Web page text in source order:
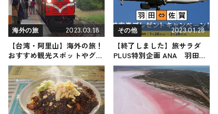
海外の旅 2023.03.18
【台湾・阿里山】海外の旅！
おすすめ観光スポットやグル
メをリポート
その他 2023.01.28
【終了しました】旅サラダ
PLUS特別企画 ANA 羽田⇔
佐賀 ペア往復航空券プレゼ
ント！ 抽選で2組4名様